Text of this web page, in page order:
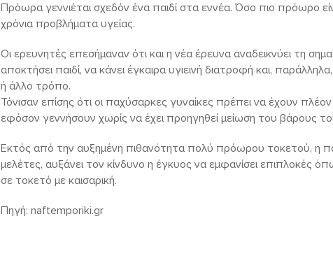
Πρόωρα γεννιέται σχεδόν ένα παιδί στα εννέα. Όσο πιο πρόωρο
χρόνια προβλήματα υγείας.
Οι ερευνητές επεσήμαναν ότι και η νέα έρευνα αναδεικνύει τη
αποκτήσει παιδί, να κάνει έγκαιρα υγιεινή διατροφή και,
ή άλλο τρόπο.
Τόνισαν επίσης ότι οι παχύσαρκες γυναίκες πρέπει να έχουν
εφόσον γεννήσουν χωρίς να έχει προηγηθεί μείωση του βάρους
Εκτός από την αυξημένη πιθανότητα πολύ πρόωρου τοκετού, η
μελέτες, αυξάνει τον κίνδυνο η έγκυος να εμφανίσει επιπλοκές
σε τοκετό με καισαρική.
Πηγή: naftemporiki.gr